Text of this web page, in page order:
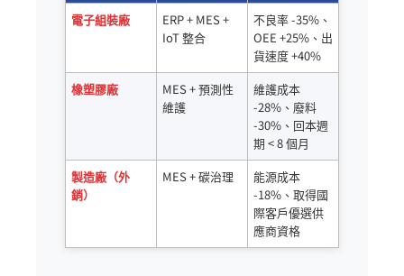
電子組裝廠
ERP + MES +
IoT 整合
不良率 -35%、
OEE +25%、出
貨速度 +40%
橡塑膠廠
MES + 預測性
維護
維護成本
-28%、廢料
-30%、回本週
期 < 8 個月
製造廠（外
銷）
MES + 碳治理
能源成本
-18%、取得國
際客戶優選供
應商資格